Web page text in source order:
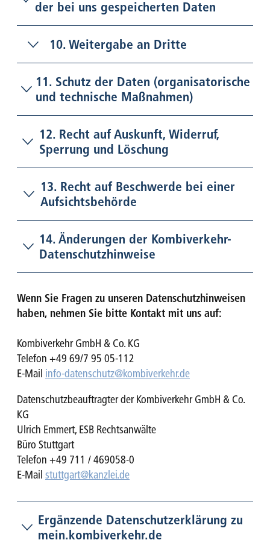
der bei uns gespeicherten Daten
10. Weitergabe an Dritte
11. Schutz der Daten (organisatorische
und technische Maßnahmen)
12. Recht auf Auskunft, Widerruf,
Sperrung und Löschung
13. Recht auf Beschwerde bei einer
Aufsichtsbehörde
14. Änderungen der Kombiverkehr-
Datenschutzhinweise
Wenn Sie Fragen zu unseren Datenschutzhinweisen
haben, nehmen Sie bitte Kontakt mit uns auf:
Kombiverkehr GmbH & Co. KG
Telefon +49 69/7 95 05-112
E-Mail info-datenschutz@kombiverkehr.de
Datenschutzbeauftragter der Kombiverkehr GmbH & Co.
KG
Ulrich Emmert, ESB Rechtsanwälte
Büro Stuttgart
Telefon +49 711 / 469058-0
E-Mail stuttgart@kanzlei.de
Ergänzende Datenschutzerklärung zu
mein.kombiverkehr.de